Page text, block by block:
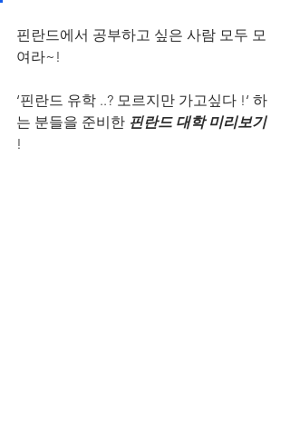
핀란드에서 공부하고 싶은 사람 모두 모
여라~!
‘핀란드 유학 ..? 모르지만 가고싶다 !‘ 하
는 분들을 준비한 핀란드 대학 미리보기
!